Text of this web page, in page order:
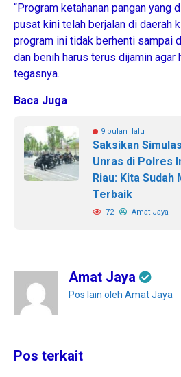
‎“Program ketahanan pangan yang
pusat kini telah berjalan di daerah
program ini tidak berhenti sampai
dan benih harus terus dijamin agar
tegasnya.
Baca Juga
9 bulan lalu
Saksikan
Unras di Polres
Riau: Kita Sudah
Terbaik
72 Amat Jaya
Amat Jaya
Pos lain oleh Amat Jaya
Pos terkait